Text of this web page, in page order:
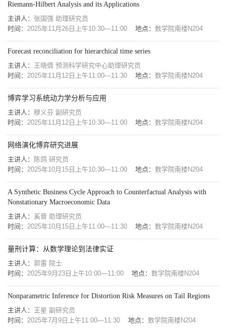
Riemann-Hilbert Analysis and its Applications
主讲人： 张国强 助理研究员
时间： 2025年11月26日上午10:30—11:00 地点： 数学院南楼N204
Forecast reconciliation for hierarchical time series
主讲人： 王晓倩 预测科学研究中心助理研究员
时间： 2025年11月12日上午11:00—11:30 地点： 数学院南楼N204
博弈学习系统动力学分析与应用
主讲人： 穆义芬 副研究员
时间： 2025年11月12日上午10:30—11:00 地点： 数学院南楼N204
网络演化博弈研究进展
主讲人：
陈鸽 研究员
时间： 2025年10月15日上午10:30—11:00 地点： 数学院南楼N204
A Synthetic Business Cycle Approach to Counterfactual Analysis with
Nonstationary Macroeconomic Data
主讲人： 奚晋 助理研究员
时间： 2025年10月15日上午11:00—11:30 地点： 数学院南楼N204
量刑计算：从数学理论到法律实证
主讲人： 郭雷 院士
时间： 2025年9月23日上午10:00—11:00 地点： 数学院南楼N204
Nonparametric Inference for Distortion Risk Measures on Tail Regions
主讲人： 王星 副研究员
时间： 2025年7月9日上午11:00—11:30 地点： 数学院南楼N204